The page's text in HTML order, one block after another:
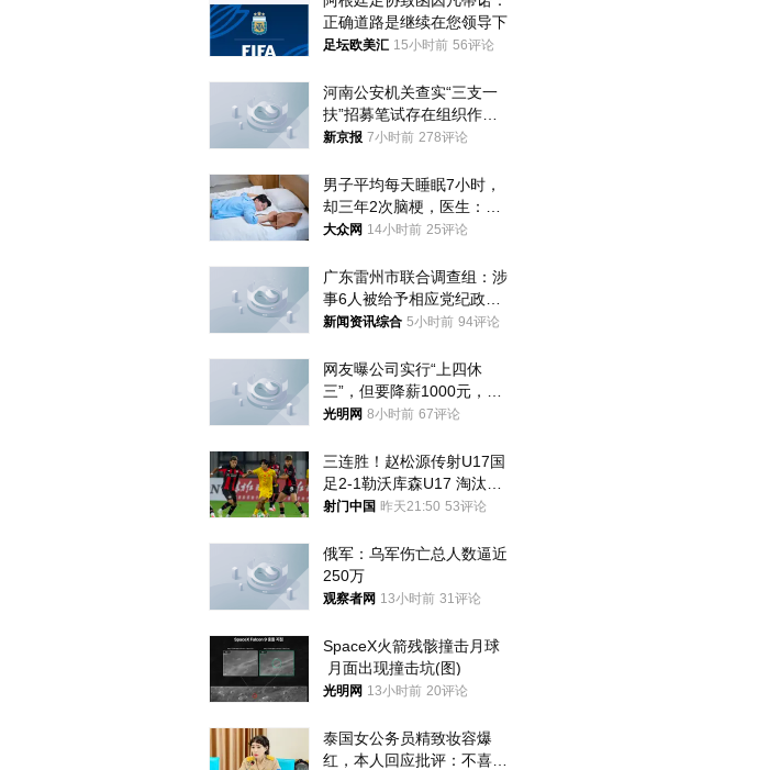
正确道路是继续在您领导下
足坛欧美汇 15小时前 56评论
河南公安机关查实“三支一
扶”招募笔试存在组织作弊
犯罪行为
新京报 7小时前 278评论
男子平均每天睡眠7小时，
却三年2次脑梗，医生：这
样睡觉更伤身
大众网 14小时前 25评论
广东雷州市联合调查组：涉
事6人被给予相应党纪政务
处分和组织处理
新闻资讯综合 5小时前 94评论
网友曝公司实行“上四休
三”，但要降薪1000元，不
接受只能辞职
光明网 8小时前 67评论
三连胜！赵松源传射U17国
足2-1勒沃库森U17 淘汰赛
将战河床
射门中国 昨天21:50 53评论
俄军：乌军伤亡总人数逼近
250万
观察者网 13小时前 31评论
SpaceX火箭残骸撞击月球
月面出现撞击坑(图)
光明网 13小时前 20评论
泰国女公务员精致妆容爆
红，本人回应批评：不喜欢